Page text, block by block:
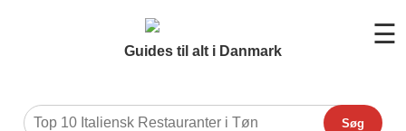
Guides til alt i Danmark
☰
Søg